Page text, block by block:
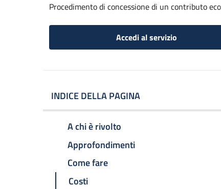
Procedimento di concessione di un contributo
Accedi al servizio
INDICE DELLA PAGINA
A chi è rivolto
Approfondimenti
Come fare
Costi